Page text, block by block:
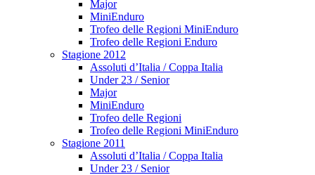
Major
MiniEnduro
Trofeo delle Regioni MiniEnduro
Trofeo delle Regioni Enduro
Stagione 2012
Assoluti d’Italia / Coppa Italia
Under 23 / Senior
Major
MiniEnduro
Trofeo delle Regioni
Trofeo delle Regioni MiniEnduro
Stagione 2011
Assoluti d’Italia / Coppa Italia
Under 23 / Senior